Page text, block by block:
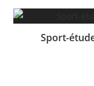
Sport-